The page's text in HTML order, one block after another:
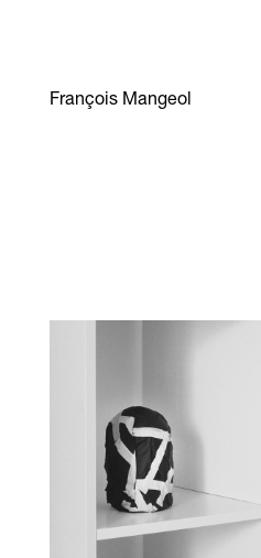
François Mangeol